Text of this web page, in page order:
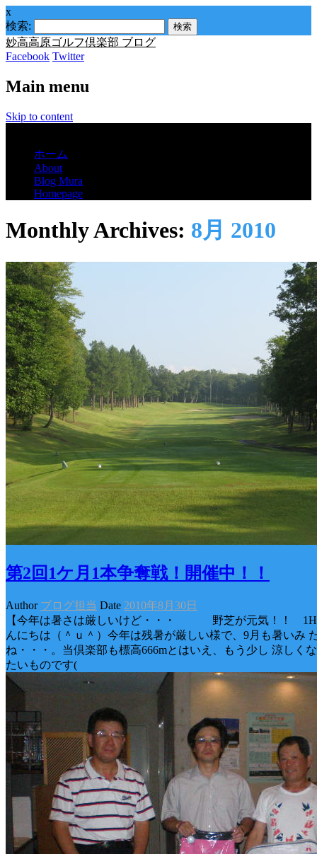
x
検索:
妙高高原ゴルフ倶楽部 ブログ
Facebook Twitter
Main menu
Skip to content
ホーム
About
Blog Mura
Homepage
Monthly Archives: 8月 2010
第2回1ケ月1本争奪戦！開催中！！
Author ブログ担当 Date 2010年8月30日
【今年は暑さは厳しいけど・・・ 野芝が元気！！
んにちは（＾ｕ＾）今年は残暑が厳しい様で、9月も暑いみ
ね・・・。当倶楽部も標高666mとはいえ、もう少し 涼しく
たいものです(